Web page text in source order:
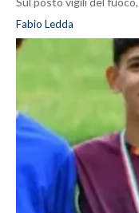
Fabio Ledda